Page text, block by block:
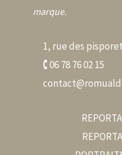
marque.
1, rue des
🕻 06 78 76 02 15